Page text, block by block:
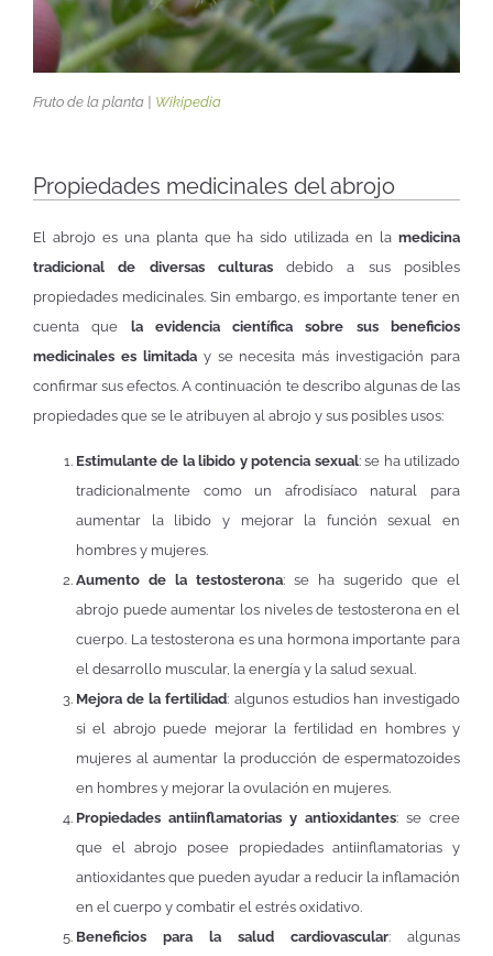
Fruto de la planta | Wikipedia
Propiedades medicinales del abrojo
El abrojo es una planta que ha sido utilizada en la medicina
tradicional de diversas culturasdebido a sus posibles
propiedades medicinales. Sin embargo, es importante tener en
cuenta que la evidencia científica sobre sus beneficios
medicinales es limitaday se necesita más investigación para
confirmar sus efectos. A continuación te describo algunas de las
propiedades que se le atribuyen al abrojo y sus posibles usos:
Estimulante de la libido y potencia sexual: se ha utilizado
tradicionalmente como un afrodisíaco natural para
aumentar la libido y mejorar la función sexual en
hombres y mujeres.
Aumento de la testosterona: se ha sugerido que el
abrojo puede aumentar los niveles de testosterona en el
cuerpo. La testosterona es una hormona importante para
el desarrollo muscular, la energía y la salud sexual.
Mejora de la fertilidad: algunos estudios han investigado
si el abrojo puede mejorar la fertilidad en hombres y
mujeres al aumentar la producción de espermatozoides
en hombres y mejorar la ovulación en mujeres.
Propiedades antiinflamatorias y antioxidantes: se cree
que el abrojo posee propiedades antiinflamatorias y
antioxidantes que pueden ayudar a reducir la inflamación
en el cuerpo y combatir el estrés oxidativo.
Beneficios para la salud cardiovascular: algunas